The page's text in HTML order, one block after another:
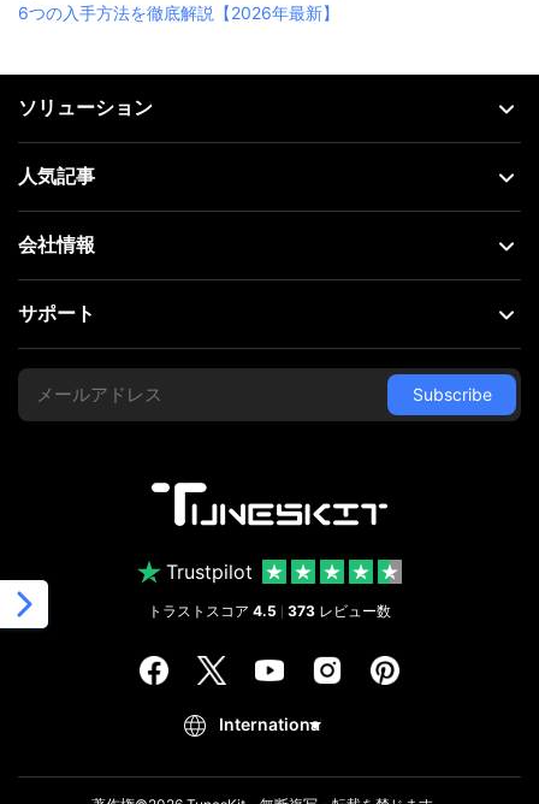
6つの入手方法を徹底解説【2026年最新】
Trustpilot
トラストスコア 4.5 373 レビュー数
ソリューション
人気記事
会社情報
サポート